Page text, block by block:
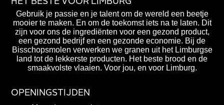
Gebruik je passie en je talent om de wereld een beetje
mooier te maken. En om de toekomst iets na te laten. Dit
zijn voor ons de ingrediënten voor een gezond product,
een gezond bedrijf en een gezonde economie. Bij de
Bisschopsmolen verwerken we granen uit het Limburgse
land tot de lekkerste producten. Het beste brood en de
smaakvolste vlaaien. Voor jou, en voor Limburg.
OPENINGSTIJDEN